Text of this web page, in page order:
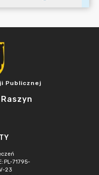
Publicznej
71795-
23